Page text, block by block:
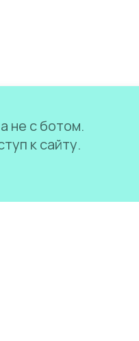
не с ботом.
к сайту.